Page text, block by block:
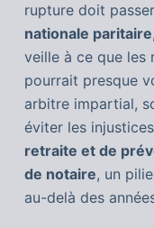
rupture doit
nationale paritaire
veille à ce que les
pourrait presque
arbitre impartial,
éviter les
retraite et de
de notaire, un
au-delà des